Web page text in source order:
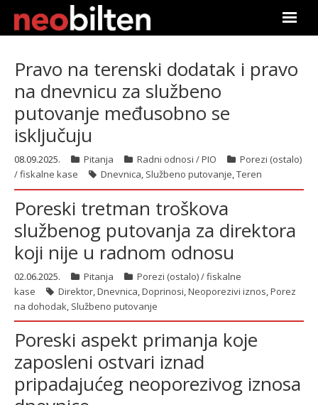
Претрага
Актуелно
Подаци
Линкови
О нама
Претплата
Пријава
latinica
Pravo na terenski dodatak i pravo
na dnevnicu za službeno
putovanje međusobno se
isključuju
08.09.2025. Pitanja Radni odnosi / PIO
Porezi (ostalo)
/ fiskalne kase
Dnevnica, Službeno putovanje,Teren
Poreski tretman troškova
službenog putovanja za direktora
koji nije u radnom odnosu
02.06.2025. Pitanja
Porezi (ostalo) / fiskalne
kase
Direktor,Dnevnica,Doprinosi,Neoporezivi iznos,Porez
na dohodak, Službeno putovanje
Poreski aspekt primanja koje
zaposleni ostvari iznad
pripadajućeg neoporezivog iznosa